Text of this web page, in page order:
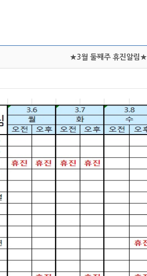
★3월 둘째주 휴진알림★